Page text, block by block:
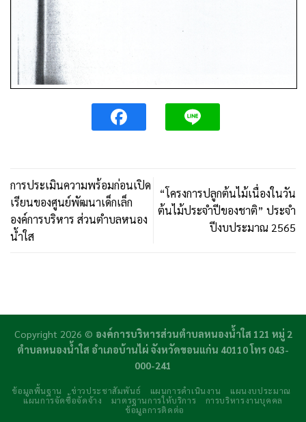
การประเมินความพร้อมก่อนเปิด
เรียนของศูนย์พัฒนาเด็กเล็ก
องค์การบริหาร ส่วนตำบลหนอง
น้ำใส
“โครงการปลูกต้นไม้เนื่องในวัน
ต้นไม้ประจำปีของชาติ” ประจำ
ปีงบประมาณ 2565
Copyright 2026 © องค์การบริหารส่วนตำบลหนองน้ำใส 121 หมู่ 2
ตำบลหนองน้ำใส อำเภอบ้านไผ่ จังหวัดขอนแก่น 40110 โทร 043-
000-241
ข้อมูลพื้นฐาน ข่าวประชาสัมพันธ์ แผนการดำเนินงาน
แผนงบประมาณ
แผนการจัดซื้อจัดจ้าง
มาตรฐานการให้บริการ
การบริหารงานบุคคล
ข้อมูลการติดต่อ